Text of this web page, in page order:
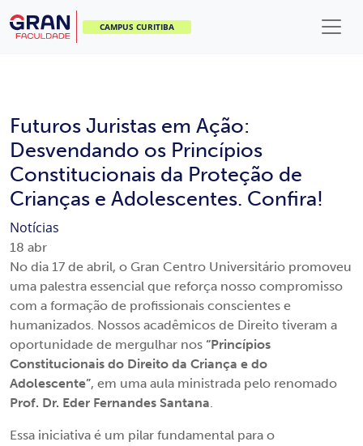
CAMPUS CURITIBA
Futuros Juristas em Ação:
Desvendando os Princípios
Constitucionais da Proteção de
Crianças e Adolescentes. Confira!
Notícias
18 abr
No dia 17 de abril, o Gran Centro Universitário promoveu
uma palestra essencial que reforça nosso compromisso
com a formação de profissionais conscientes e
humanizados. Nossos acadêmicos de Direito tiveram a
oportunidade de mergulhar nos “Princípios
Constitucionais do Direito da Criança e do
Adolescente”, em uma aula ministrada pelo renomado
Prof. Dr. Eder Fernandes Santana.
Essa iniciativa é um pilar fundamental para o